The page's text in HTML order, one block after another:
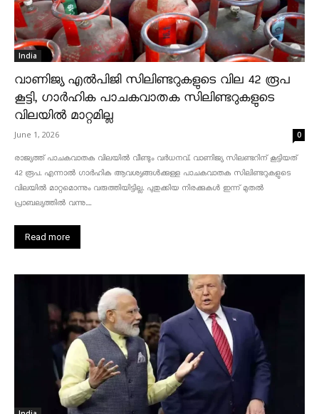
India
വാണിജ്യ എൽപിജി സിലിണ്ടറുകളുടെ വില 42 രൂപ
കൂട്ടി, ഗാർഹിക പാചകവാതക സിലിണ്ടറുകളുടെ
വിലയിൽ മാറ്റമില്ല
June 1, 2026 0
രാജ്യത്ത് പാചകവാതക വിലയിൽ വീണ്ടും വർധനവ്. വാണിജ്യ സിലണ്ടറിന് കൂട്ടിയത്
42 രൂപ. എന്നാൽ ഗാർഹിക ആവശ്യങ്ങൾക്കുള്ള പാചകവാതക സിലിണ്ടറുകളുടെ
വിലയിൽ മാറ്റമൊന്നും വരുത്തിയിട്ടില്ല. പുതുക്കിയ നിരക്കുകൾ ഇന്ന് മുതൽ
പ്രാബല്യത്തിൽ വന്നു....
Read more